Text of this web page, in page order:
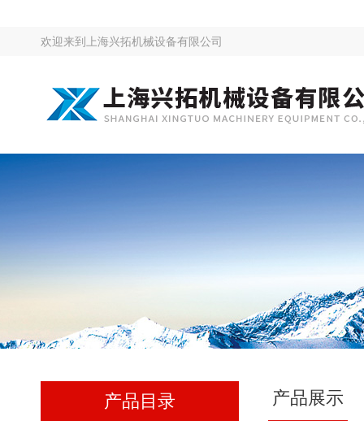
欢迎来到 上海兴拓机械设备有限公司
产品目录 产品展示